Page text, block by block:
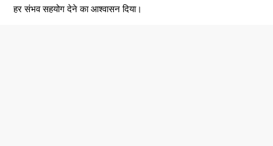
हर संभव सहयोग देने का आश्वासन दिया।